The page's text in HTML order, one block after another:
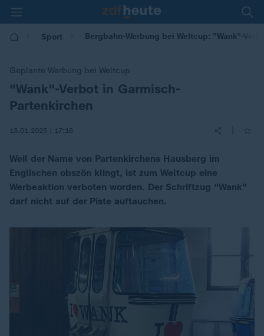
Sport Bergbahn-Werbung bei Weltcup: "Wank"-
Geplante Werbung bei Weltcup
:"Wank"-Verbot in Garmisch-
Partenkirchen
15.01.2025 | 17:16
Weil der Name von Partenkirchens Hausberg im
Englischen obszön klingt, ist zum Weltcup eine
Werbeaktion verboten worden. Der Schriftzug "Wank"
darf nicht auf der Piste auftauchen.